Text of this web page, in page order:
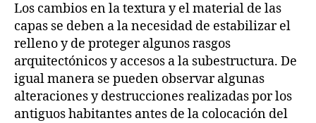
Los cambios en la textura y el material de las
capas se deben a la necesidad de estabilizar el
relleno y de proteger algunos rasgos
arquitectónicos y accesos a la subestructura. De
igual manera se pueden observar algunas
alteraciones y destrucciones realizadas por los
antiguos habitantes antes de la colocación del